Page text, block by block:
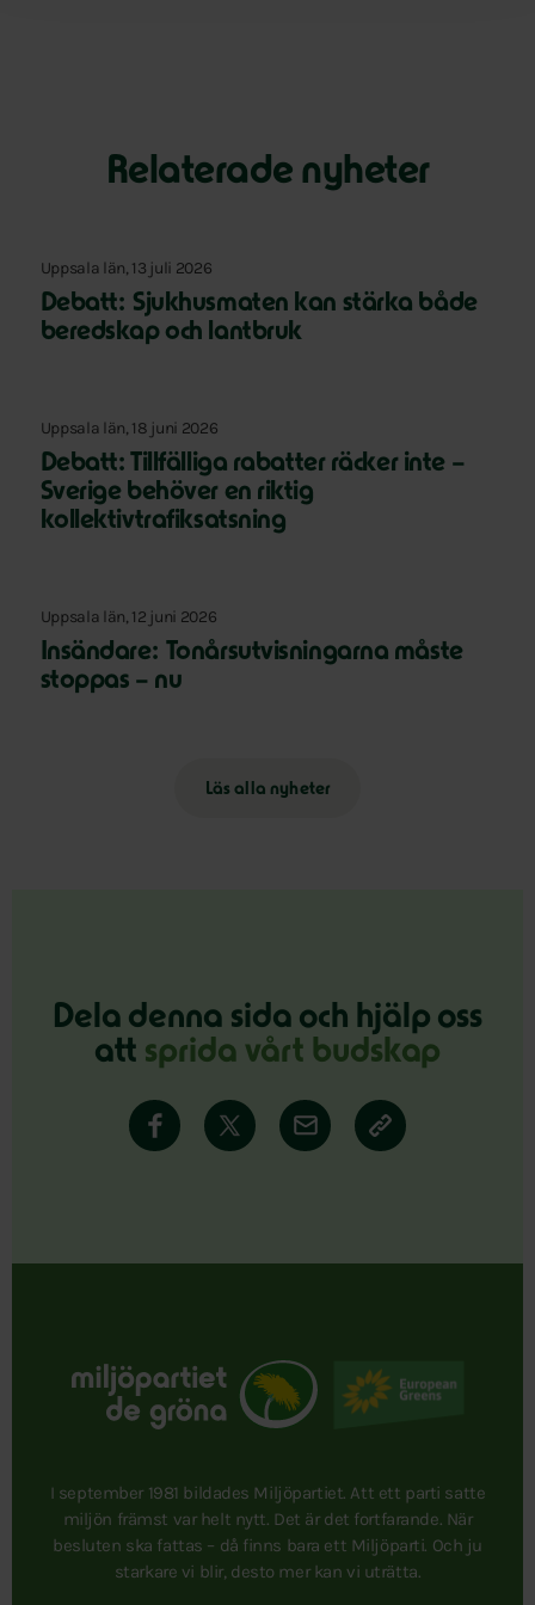
Relaterade nyheter
Uppsala län, 13 juli 2026
Debatt: Sjukhusmaten kan stärka både
beredskap och lantbruk
Uppsala län, 18 juni 2026
Debatt: Tillfälliga rabatter räcker inte –
Sverige behöver en riktig
kollektivtrafiksatsning
Uppsala län, 12 juni 2026
Insändare: Tonårsutvisningarna måste
stoppas – nu
Läs alla nyheter
Dela denna sida och hjälp oss
att sprida vårt budskap
I september 1981 bildades Miljöpartiet. Att ett parti satte
miljön främst var helt nytt. Det är det fortfarande. När
besluten ska fattas – då finns bara ett Miljöparti. Och ju
starkare vi blir, desto mer kan vi uträtta.